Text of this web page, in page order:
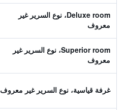
Deluxe room، نوع السرير غير
معروف
Superior room، نوع السرير غير
معروف
غرفة قياسية، نوع السرير غير معروف